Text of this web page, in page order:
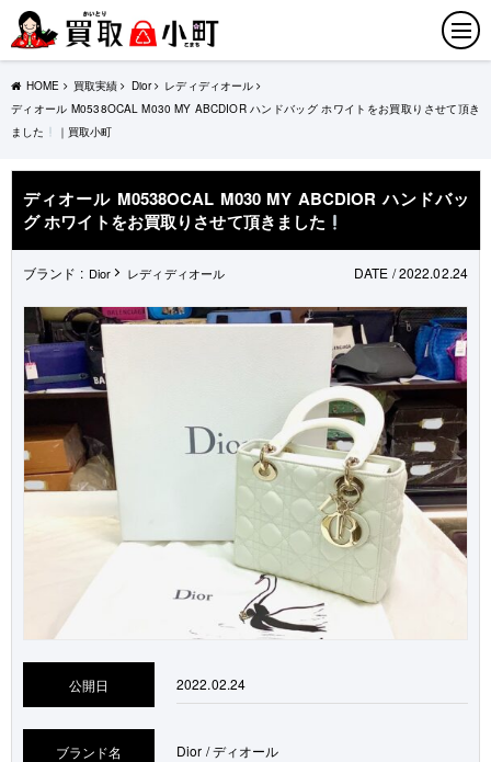
HOME 買取実績 Dior
レディディオール
ディオール M0538OCAL M030 MY ABCDIOR ハンドバッグ ホワイトをお買取りさせて頂き
ました
｜買取小町
ディオール M0538OCAL M030 MY ABCDIOR ハンドバッ
グ ホワイトをお買取りさせて頂きました
ブランド : Dior レディディオール DATE / 2022.02.24
公開日 2022.02.24
ブランド名 Dior / ディオール